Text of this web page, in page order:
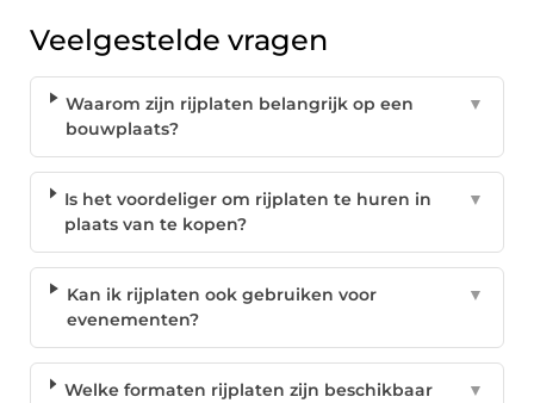
Veelgestelde vragen
Waarom zijn rijplaten belangrijk op een
bouwplaats?
▼
Is het voordeliger om rijplaten te huren in
plaats van te kopen?
▼
Kan ik rijplaten ook gebruiken voor
evenementen?
▼
Welke formaten rijplaten zijn beschikbaar
▼